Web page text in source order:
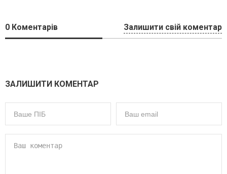
0 Коментарів Залишити свій коментар
ЗАЛИШИТИ КОМЕНТАР